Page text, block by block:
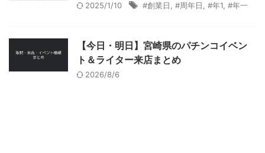
2025/1/10 #創業日 #周年日 #年1 #年一
【今日・明日】宮崎県のパチンコイベン
ト＆ライター来店まとめ
2026/8/6